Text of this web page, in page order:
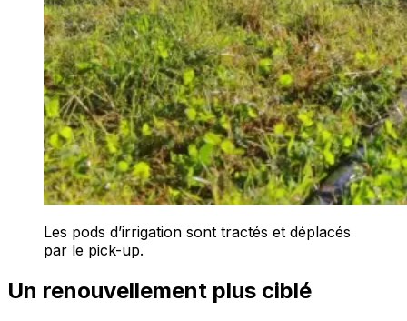
Les pods d’irrigation sont tractés et déplacés
par le pick-up.
Un renouvellement plus ciblé